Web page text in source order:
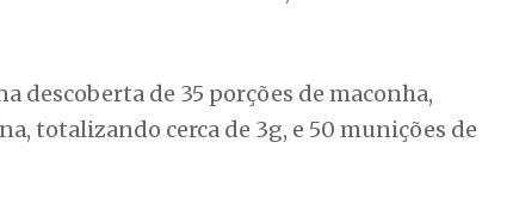
descoberta de 35 porções de maconha,
totalizando cerca de 3g, e 50 munições de